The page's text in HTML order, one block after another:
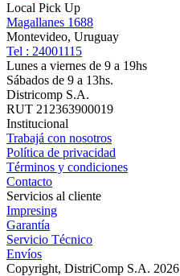
Local Pick Up
Magallanes 1688
Montevideo, Uruguay
Tel : 24001115
Lunes a viernes de 9 a 19hs
Sábados de 9 a 13hs.
Districomp S.A.
RUT 212363900019
Institucional
Trabajá con nosotros
Política de privacidad
Términos y condiciones
Contacto
Servicios al cliente
Impresing
Garantía
Servicio Técnico
Envíos
Copyright, DistriComp S.A. 2026